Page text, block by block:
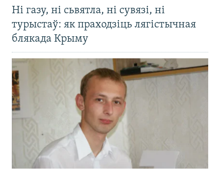
Ні газу, ні сьвятла, ні сувязі, ні
турыстаў: як праходзіць лягістычная
блякада Крыму